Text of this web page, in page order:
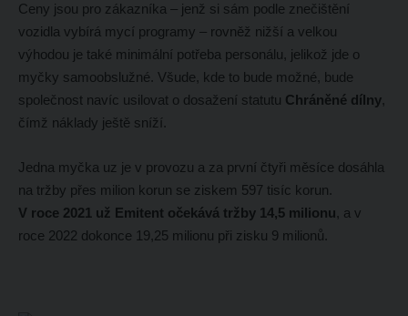
Ceny jsou pro zákazníka – jenž si sám podle znečištění
vozidla vybírá mycí programy – rovněž nižší a velkou
výhodou je také minimální potřeba personálu, jelikož jde o
myčky samoobslužné. Všude, kde to bude možné, bude
společnost navíc usilovat o dosažení statutu Chráněné dílny,
čímž náklady ještě sníží.
Jedna myčka uz je v provozu a za první čtyři měsíce dosáhla
na tržby přes milion korun se ziskem 597 tisíc korun.
V roce 2021 už Emitent očekává tržby 14,5 milionu, a v
roce 2022 dokonce 19,25 milionu při zisku 9 milionů.